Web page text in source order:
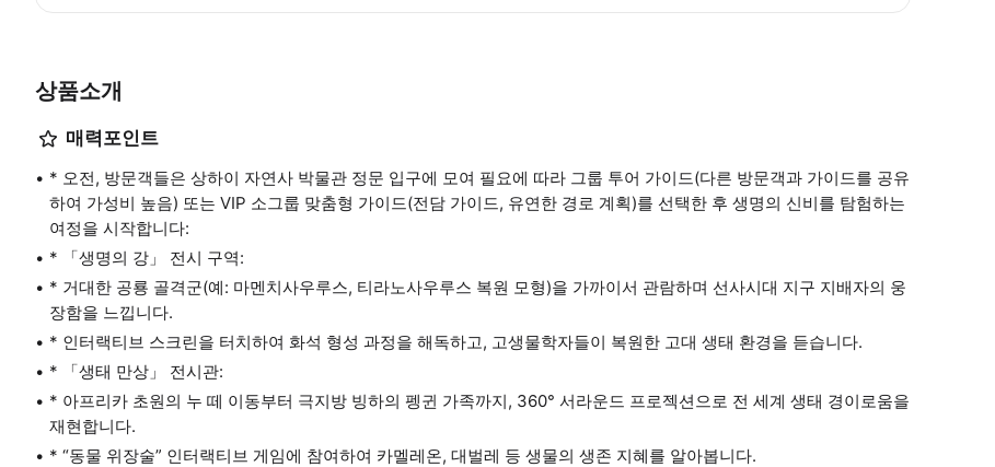
상품소개
매력포인트
* 오전, 방문객들은 상하이 자연사 박물관 정문 입구에 모여 필요에 따라 그룹 투어 가이드(다른 방문객과 가이드를 공유
하여 가성비 높음) 또는 VIP 소그룹 맞춤형 가이드(전담 가이드, 유연한 경로 계획)를 선택한 후 생명의 신비를 탐험하는
여정을 시작합니다:
* 「생명의 강」 전시 구역:
* 거대한 공룡 골격군(예: 마멘치사우루스, 티라노사우루스 복원 모형)을 가까이서 관람하며 선사시대 지구 지배자의 웅
장함을 느낍니다.
* 인터랙티브 스크린을 터치하여 화석 형성 과정을 해독하고, 고생물학자들이 복원한 고대 생태 환경을 듣습니다.
* 「생태 만상」 전시관:
* 아프리카 초원의 누 떼 이동부터 극지방 빙하의 펭귄 가족까지, 360° 서라운드 프로젝션으로 전 세계 생태 경이로움을
재현합니다.
* “동물 위장술” 인터랙티브 게임에 참여하여 카멜레온, 대벌레 등 생물의 생존 지혜를 알아봅니다.